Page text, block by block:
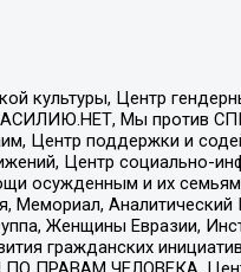
культуры, Центр
Мы против
Центр поддержки и
Центр социально-
осужденным и их
Мемориал,
Женщины Евразии,
гражданских